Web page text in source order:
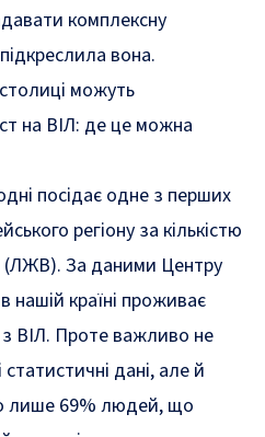
комплексну
вона.
можуть
на ВІЛ: де це можна
посідає одне з перших
регіону за кількістю
За даними Центру
нашій країні проживає
ВІЛ. Проте важливо не
дані, але й
лише 69% людей, що